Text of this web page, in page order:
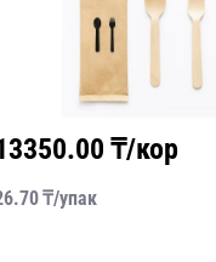
₸/кор
₸/упак